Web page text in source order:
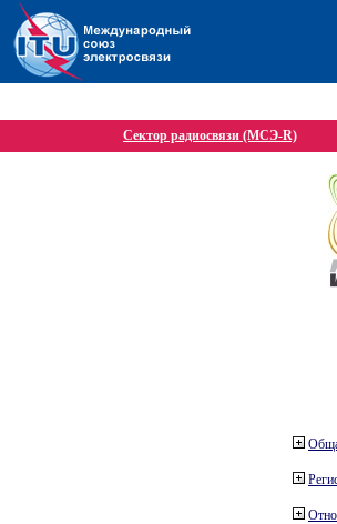
Сектор радиосвязи (МСЭ-R)